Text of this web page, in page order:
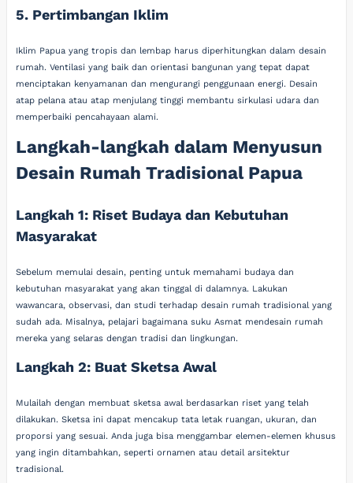
5. Pertimbangan Iklim
Iklim Papua yang tropis dan lembap harus diperhitungkan dalam desain
rumah. Ventilasi yang baik dan orientasi bangunan yang tepat dapat
menciptakan kenyamanan dan mengurangi penggunaan energi. Desain
atap pelana atau atap menjulang tinggi membantu sirkulasi udara dan
memperbaiki pencahayaan alami.
Langkah-langkah dalam Menyusun
Desain Rumah Tradisional Papua
Langkah 1: Riset Budaya dan Kebutuhan
Masyarakat
Sebelum memulai desain, penting untuk memahami budaya dan
kebutuhan masyarakat yang akan tinggal di dalamnya. Lakukan
wawancara, observasi, dan studi terhadap desain rumah tradisional yang
sudah ada. Misalnya, pelajari bagaimana suku Asmat mendesain rumah
mereka yang selaras dengan tradisi dan lingkungan.
Langkah 2: Buat Sketsa Awal
Mulailah dengan membuat sketsa awal berdasarkan riset yang telah
dilakukan. Sketsa ini dapat mencakup tata letak ruangan, ukuran, dan
proporsi yang sesuai. Anda juga bisa menggambar elemen-elemen khusus
yang ingin ditambahkan, seperti ornamen atau detail arsitektur
tradisional.